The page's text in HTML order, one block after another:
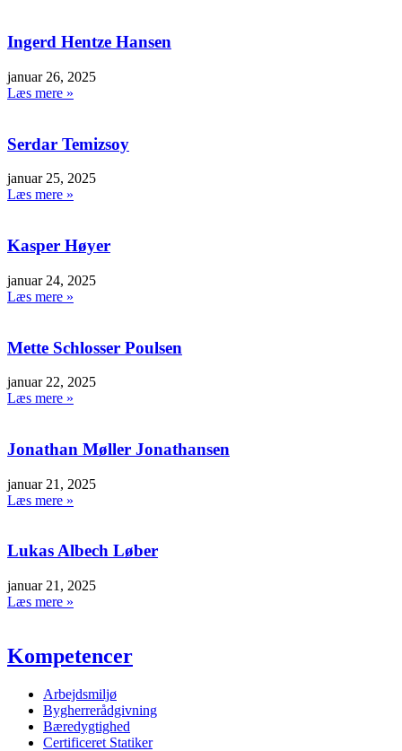
Ingerd Hentze Hansen
januar 26, 2025
Læs mere »
Serdar Temizsoy
januar 25, 2025
Læs mere »
Kasper Høyer
januar 24, 2025
Læs mere »
Mette Schlosser Poulsen
januar 22, 2025
Læs mere »
Jonathan Møller Jonathansen
januar 21, 2025
Læs mere »
Lukas Albech Løber
januar 21, 2025
Læs mere »
Kompetencer
Arbejdsmiljø
Bygherrerådgivning
Bæredygtighed
Certificeret Statiker